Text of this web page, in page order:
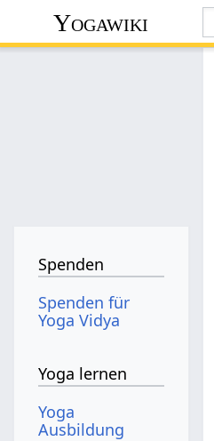
Yogawiki
Spenden
Spenden für
Yoga Vidya
Yoga lernen
Yoga
Ausbildung